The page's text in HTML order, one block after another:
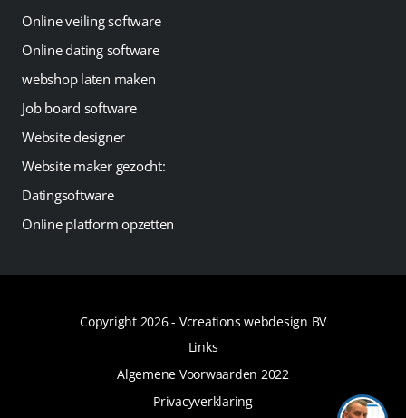
Online veiling software
Online dating software
webshop laten maken
Job board software
Website designer
Website maker gezocht:
Datingsoftware
Online platform opzetten
Copyright 2026 - Vcreations webdesign BV
Links
Algemene Voorwaarden 2022
Privacyverklaring